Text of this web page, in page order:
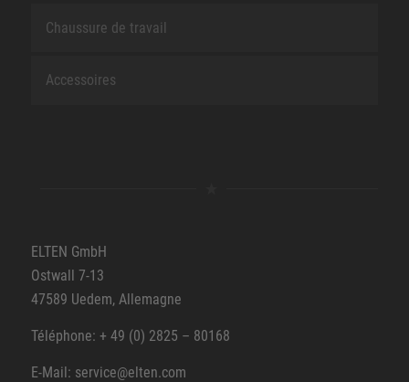
Chaussure de travail
Accessoires
ELTEN GmbH
Ostwall 7-13
47589 Uedem, Allemagne
Téléphone: + 49 (0) 2825 – 80168
E-Mail: service@elten.com